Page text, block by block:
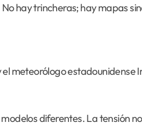
hay trincheras; hay mapas
meteorólogo estadounidense
diferentes. La tensión